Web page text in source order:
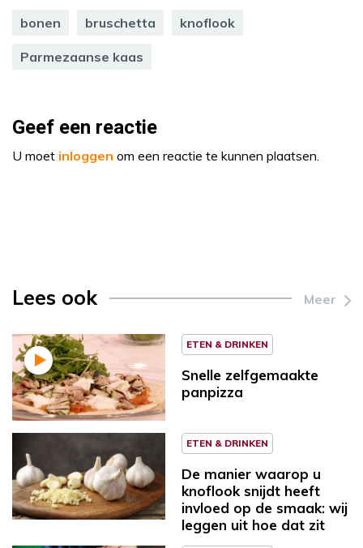
bonen bruschetta knoflook
Parmezaanse kaas
Geef een reactie
U moet inloggen om een reactie te kunnen plaatsen.
Lees ook Meer
ETEN & DRINKEN
Snelle zelfgemaakte
panpizza
ETEN & DRINKEN
De manier waarop u
knoflook snijdt heeft
invloed op de smaak: wij
leggen uit hoe dat zit